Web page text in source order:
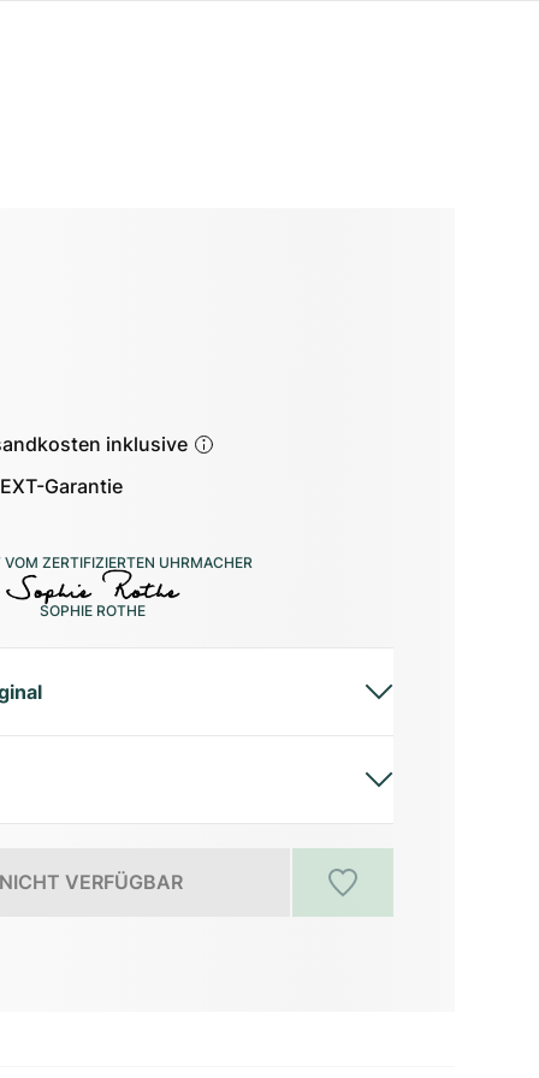
inklusive
Garantie
VOM ZERTIFIZIERTEN UHRMACHER
SOPHIE ROTHE
VERFÜGBAR